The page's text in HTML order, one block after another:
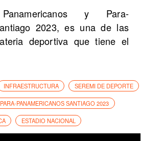
y Para-
2023, es una de las
deportiva que tiene el
INFRAESTRUCTURA SEREMI DE DEPORTE
PANAMERICANOS SANTIAGO 2023
ESTADIO NACIONAL